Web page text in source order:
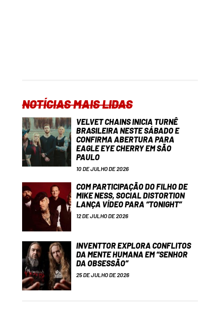
NOTÍCIAS MAIS LIDAS
VELVET CHAINS INICIA TURNÊ
BRASILEIRA NESTE SÁBADO E
CONFIRMA ABERTURA PARA
EAGLE EYE CHERRY EM SÃO
PAULO
10 DE JULHO DE 2026
COM PARTICIPAÇÃO DO FILHO DE
MIKE NESS, SOCIAL DISTORTION
LANÇA VÍDEO PARA “TONIGHT”
12 DE JULHO DE 2026
INVENTTOR EXPLORA CONFLITOS
DA MENTE HUMANA EM “SENHOR
DA OBSESSÃO”
25 DE JULHO DE 2026